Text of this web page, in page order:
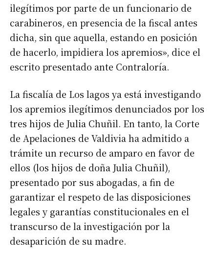
ilegítimos por parte de un funcionario de
carabineros, en presencia de la fiscal antes
dicha, sin que aquella, estando en posición
de hacerlo, impidiera los apremios», dice el
escrito presentado ante Contraloría.
La fiscalía de Los lagos ya está investigando
los apremios ilegítimos denunciados por los
tres hijos de Julia Chuñil. En tanto, la Corte
de Apelaciones de Valdivia ha admitido a
trámite un recurso de amparo en favor de
ellos (los hijos de doña Julia Chuñil),
presentado por sus abogadas, a fin de
garantizar el respeto de las disposiciones
legales y garantías constitucionales en el
transcurso de la investigación por la
desaparición de su madre.